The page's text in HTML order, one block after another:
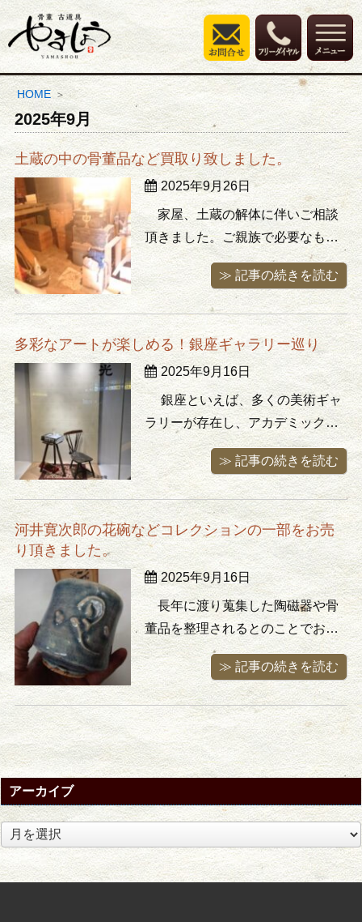
HOME
2025年9月
土蔵の中の骨董品など買取り致しました。
2025年9月26日
家屋、土蔵の解体に伴いご相談
頂きました。ご親族で必要なもの
は引き上げて残った不用品で良い
物は無いけれどそのまま捨てるの
は忍びなく再利用可能な品物を引
き取って欲しいとのご依頼でし
た。お約束の日にお伺いして弊社
で買取り可能なお品物を隅々まで
探索致しました。 母屋の方は残置
物も少なく ...
≫ 記事の続きを読む
多彩なアートが楽しめる！銀座ギャラリー巡り
2025年9月16日
銀座といえば、多くの美術ギャ
ラリーが存在し、アカデミックな
作品から現代アートまでさまざま
な芸術を楽しむことが出来ます。
扱う作品はギャラリーごとに特色
があり、鑑賞者は自分の気分に合
わせて作品鑑賞ができるのです。
今回は銀座に足を運び、３つのギ
ャラリーを訪れました。 銀座にあ
る有名 ...
≫ 記事の続きを読む
河井寛次郎の花碗などコレクションの一部をお売
り頂きました。
2025年9月16日
長年に渡り蒐集した陶磁器や骨
董品を整理されるとのことでお声
掛け頂きました。時間とお金をか
けて買い集め、1点ごとに思い入れ
のこもったコレクション。ご家族
に遺されても困るからご自身の手
で処分するように言われてしまっ
たからと言うご本人様からの少し
日のメ ...
≫ 記事の続きを読む
アーカイブ
ア
ー
カ
イ